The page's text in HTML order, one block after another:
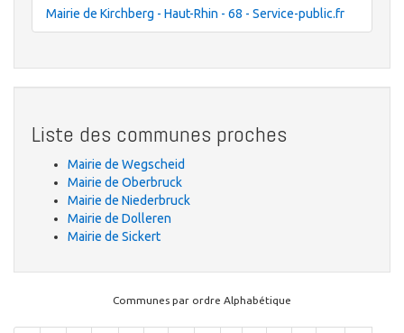
Mairie de Kirchberg - Haut-Rhin - 68 - Service-public.fr
Liste des communes proches
Mairie de Wegscheid
Mairie de Oberbruck
Mairie de Niederbruck
Mairie de Dolleren
Mairie de Sickert
Communes par ordre Alphabétique